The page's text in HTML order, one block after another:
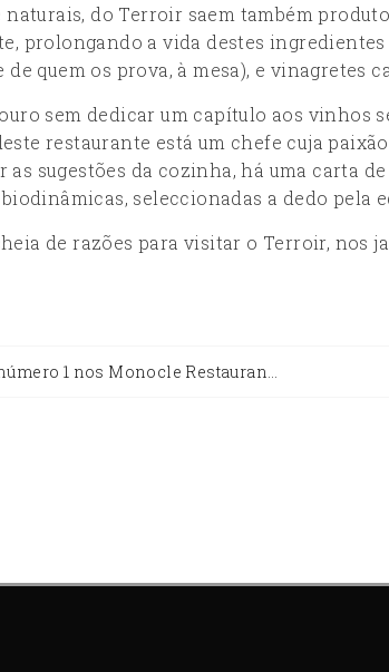
naturais, do Terroir saem também
prolongando a vida destes
de quem os prova, à mesa), e vinagretes
sem dedicar um capítulo aos vinhos
restaurante está um chefe cuja
as sugestões da cozinha, há uma carta
seleccionadas a dedo pela
de razões para visitar o Terroir, nos
1 nos Monocle Restaurant Awards 2017